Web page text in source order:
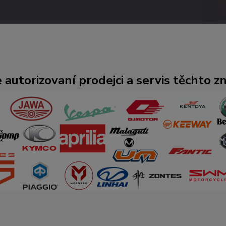
autorizovaní prodejci a servis těchto